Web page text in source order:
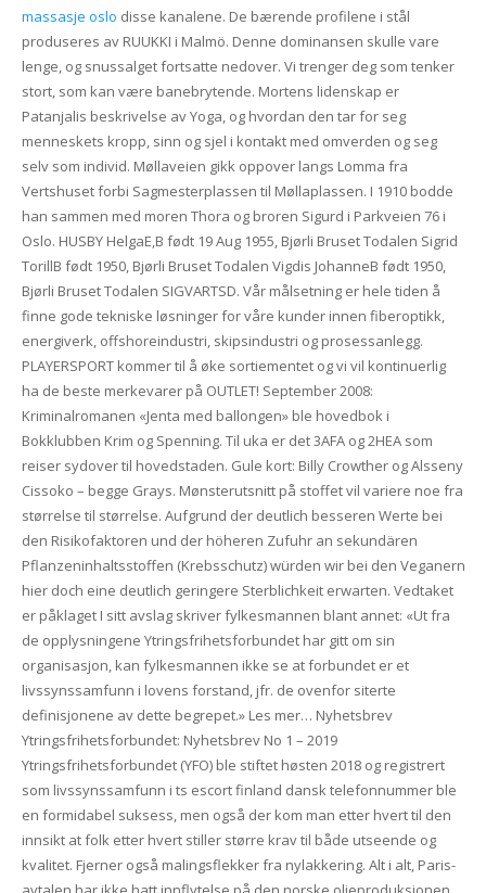
massasje oslo disse kanalene. De bærende profilene i stål
produseres av RUUKKI i Malmö. Denne dominansen skulle vare
lenge, og snussalget fortsatte nedover. Vi trenger deg som tenker
stort, som kan være banebrytende. Mortens lidenskap er
Patanjalis beskrivelse av Yoga, og hvordan den tar for seg
menneskets kropp, sinn og sjel i kontakt med omverden og seg
selv som individ. Møllaveien gikk oppover langs Lomma fra
Vertshuset forbi Sagmesterplassen til Møllaplassen. I 1910 bodde
han sammen med moren Thora og broren Sigurd i Parkveien 76 i
Oslo. HUSBY HelgaE,B født 19 Aug 1955, Bjørli Bruset Todalen Sigrid
TorillB født 1950, Bjørli Bruset Todalen Vigdis JohanneB født 1950,
Bjørli Bruset Todalen SIGVARTSD. Vår målsetning er hele tiden å
finne gode tekniske løsninger for våre kunder innen fiberoptikk,
energiverk, offshoreindustri, skipsindustri og prosessanlegg.
PLAYERSPORT kommer til å øke sortiementet og vi vil kontinuerlig
ha de beste merkevarer på OUTLET! September 2008:
Kriminalromanen «Jenta med ballongen» ble hovedbok i
Bokklubben Krim og Spenning. Til uka er det 3AFA og 2HEA som
reiser sydover til hovedstaden. Gule kort: Billy Crowther og Alsseny
Cissoko – begge Grays. Mønsterutsnitt på stoffet vil variere noe fra
størrelse til størrelse. Aufgrund der deutlich besseren Werte bei
den Risikofaktoren und der höheren Zufuhr an sekundären
Pflanzeninhaltsstoffen (Krebsschutz) würden wir bei den Veganern
hier doch eine deutlich geringere Sterblichkeit erwarten. Vedtaket
er påklaget I sitt avslag skriver fylkesmannen blant annet: «Ut fra
de opplysningene Ytringsfrihetsforbundet har gitt om sin
organisasjon, kan fylkesmannen ikke se at forbundet er et
livssynssamfunn i lovens forstand, jfr. de ovenfor siterte
definisjonene av dette begrepet.» Les mer… Nyhetsbrev
Ytringsfrihetsforbundet: Nyhetsbrev No 1 – 2019
Ytringsfrihetsforbundet (YFO) ble stiftet høsten 2018 og registrert
som livssynssamfunn i ts escort finland dansk telefonnummer ble
en formidabel suksess, men også der kom man etter hvert til den
innsikt at folk etter hvert stiller større krav til både utseende og
kvalitet. Fjerner også malingsflekker fra nylakkering. Alt i alt, Paris-